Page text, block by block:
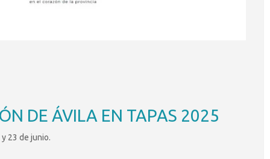
DE ÁVILA EN TAPAS 2025
23 de junio.